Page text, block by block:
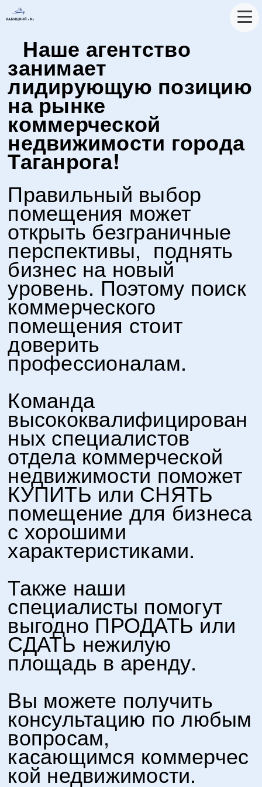
Наше агентство
занимает
лидирующую позицию
на рынке
коммерческой
недвижимости города
Таганрога!
Правильный выбор
помещения может
открыть безграничные
перспективы, поднять
бизнес на новый
уровень. Поэтому поиск
коммерческого
помещения стоит
доверить
профессионалам.
Команда
высококвалифицирован
ных специалистов
отдела коммерческой
недвижимости поможет
КУПИТЬ или СНЯТЬ
помещение для бизнеса
с хорошими
характеристиками.
Также наши
специалисты помогут
выгодно ПРОДАТЬ или
СДАТЬ нежилую
площадь в аренду.
​
Вы можете получить
консультацию по любым
вопросам,
касающимся коммерчес
кой недвижимости.